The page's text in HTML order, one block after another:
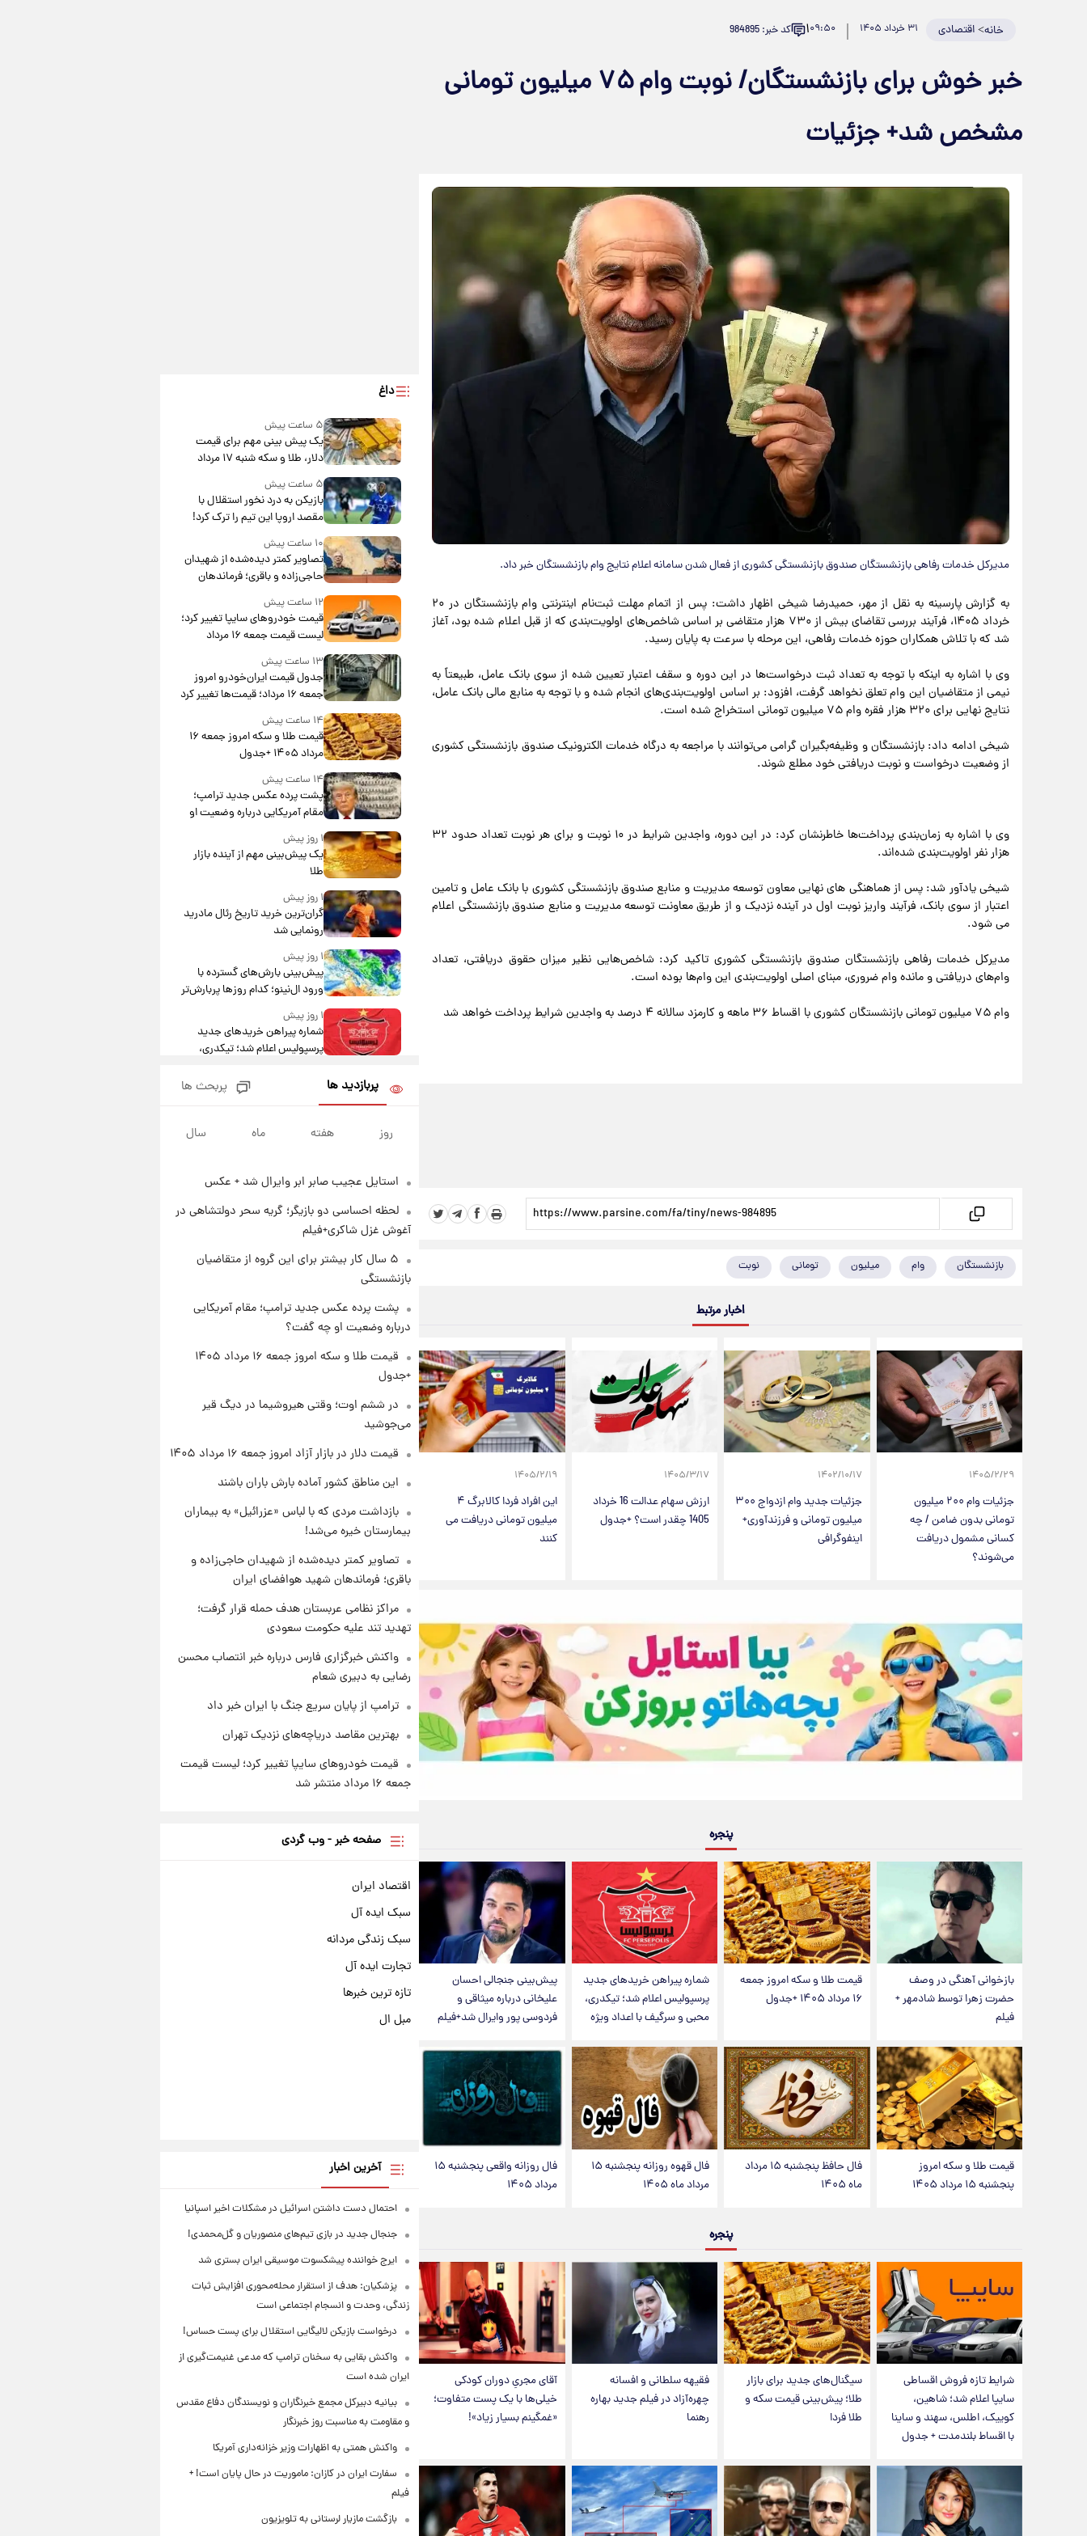
خانه>اقتصادی ۳۱ خرداد ۱۴۰۵ ۰۹:۵۰۱ کد خبر: 984895
خبر خوش برای بازنشستگان/ نوبت وام ۷۵ میلیون تومانی
مشخص شد+ جزئیات
مدیرکل خدمات رفاهی بازنشستگان صندوق بازنشستگی کشوری از فعال‌ شدن سامانه اعلام نتایج وام بازنشستگان خبر داد.
به گزارش پارسینه به نقل از مهر، حمیدرضا شیخی اظهار داشت: پس از اتمام مهلت ثبت‌نام اینترنتی وام بازنشستگان در ۲۰
خرداد ۱۴۰۵، فرآیند بررسی تقاضای بیش از ۷۳۰ هزار متقاضی بر اساس شاخص‌های اولویت‌بندی که از قبل اعلام شده بود، آغاز
شد که با تلاش همکاران حوزه خدمات رفاهی، این مرحله با سرعت به پایان رسید.
وی با اشاره به اینکه با توجه به تعداد ثبت درخواست‌ها در این دوره و سقف اعتبار تعیین شده از سوی بانک عامل، طبیعتاً به
نیمی از متقاضیان این وام تعلق نخواهد گرفت، افزود: بر اساس اولویت‌بندی‌های انجام شده و با توجه به منابع مالی بانک عامل،
نتایج نهایی برای ۳۲۰ هزار فقره وام ۷۵ میلیون تومانی استخراج شده است.
شیخی ادامه داد: بازنشستگان و وظیفه‌بگیران گرامی می‌توانند با مراجعه به درگاه خدمات الکترونیک صندوق بازنشستگی کشوری
از وضعیت درخواست و نوبت دریافتی خود مطلع شوند.
وی با اشاره به زمان‌بندی پرداخت‌ها خاطرنشان کرد: در این دوره، واجدین شرایط در ۱۰ نوبت و برای هر نوبت تعداد حدود ۳۲
هزار نفر اولویت‌بندی شده‌اند.
شیخی یادآور شد: پس از هماهنگی های نهایی معاون توسعه مدیریت و منابع صندوق بازنشستگی کشوری با بانک عامل و تامین
اعتبار از سوی بانک، فرآیند واریز نوبت اول در آینده نزدیک و از طریق معاونت توسعه مدیریت و منابع صندوق بازنشستگی اعلام
می شود.
مدیرکل خدمات رفاهی بازنشستگان صندوق بازنشستگی کشوری تاکید کرد: شاخص‌هایی نظیر میزان حقوق دریافتی، تعداد
وام‌های دریافتی و مانده وام ضروری، مبنای اصلی اولویت‌بندی این وام‌ها بوده است.
وام ۷۵ میلیون تومانی بازنشستگان کشوری با اقساط ۳۶ ماهه و کارمزد سالانه ۴ درصد به واجدین شرایط پرداخت خواهد شد
بازنشستگان وام میلیون تومانی نوبت
اخبار مرتبط
۱۴۰۵/۲/۲۹
جزئیات وام ۲۰۰ میلیون
تومانی بدون ضامن / چه
کسانی مشمول دریافت
می‌شوند؟
۱۴۰۲/۱۰/۱۷
جزئیات جدید وام ازدواج ۳۰۰
میلیون تومانی و فرزندآوری+
اینفوگرافی
۱۴۰۵/۳/۱۷
ارزش سهام عدالت 16 خرداد
1405 چقدر است؟ +جدول
۱۴۰۵/۲/۱۹
این افراد فردا کالابرگ ۴
میلیون تومانی دریافت می
کنند
پنجره
بازخوانی آهنگی در وصف
حضرت زهرا توسط شادمهر +
فیلم
قیمت طلا و سکه امروز جمعه
۱۶ مرداد ۱۴۰۵ +جدول
شماره پیراهن خریدهای جدید
پرسپولیس اعلام شد؛ تیکدری،
محبی و سرگیف با اعداد ویژه
پیش‌بینی جنجالی احسان
علیخانی درباره میثاقی و
فردوسی پور وایرال شد+فیلم
قیمت طلا و سکه امروز
پنجشنبه ۱۵ مرداد ۱۴۰۵
فال حافظ پنجشنبه ۱۵ مرداد
ماه ۱۴۰۵
فال قهوه روزانه پنجشنبه ۱۵
مرداد ماه ۱۴۰۵
فال روزانه واقعی پنجشنبه ۱۵
مرداد ۱۴۰۵
پنجره
شرایط تازه فروش اقساطی
سایپا اعلام شد؛ شاهین،
کوییک، اطلس، سهند و ساینا
با اقساط بلندمدت + جدول
سیگنال‌های جدید برای بازار
طلا؛ پیش‌بینی قیمت سکه و
طلا فردا
فقیهه سلطانی و افسانه
چهره‌آزاد در فیلم جدید بهاره
رهنما
آقای مجریِ دوران کودکی
خیلی‌ها با یک پست متفاوت؛
«غمگینم بسیار زیاد»!
داغ
۵ ساعت پیش
یک پیش ‌بینی مهم برای قیمت
دلار، طلا و سکه شنبه ۱۷ مرداد
۱۴۰۵
۵ ساعت پیش
بازیکن به درد نخور استقلال با
مقصد اروپا این تیم را ترک کرد!
۱۰ ساعت پیش
تصاویر کمتر دیده‌شده از شهیدان
حاجی‌زاده و باقری؛ فرماندهان
شهید هوافضای ایران
۱۲ ساعت پیش
قیمت خودروهای سایپا تغییر کرد؛
لیست قیمت جمعه ۱۶ مرداد
منتشر شد
۱۳ ساعت پیش
جدول قیمت ایران‌خودرو امروز
جمعه ۱۶ مرداد؛ قیمت‌ها تغییر کرد
۱۴ ساعت پیش
قیمت طلا و سکه امروز جمعه ۱۶
مرداد ۱۴۰۵ +جدول
۱۴ ساعت پیش
پشت پرده عکس جدید ترامپ؛
مقام آمریکایی درباره وضعیت او
چه گفت؟
۱ روز پیش
یک پیش‌بینی مهم از آینده بازار
طلا
۱ روز پیش
گران‌ترین خرید تاریخ رئال مادرید
رونمایی شد
۱ روز پیش
پیش‌بینی بارش‌های گسترده با
ورود ال‌نینو؛ کدام روزها پربارش‌تر
خواهند بود؟
۱ روز پیش
شماره پیراهن خریدهای جدید
پرسپولیس اعلام شد؛ تیکدری،
جزئیات فعال‌سازی «کیف پول
ایران» اعلام شد+فیلم
۱ روز پیش
۱۵ مرداد ۱۴۰۵ +جدول
قیمت طلا و سکه امروز پنجشنبه
۱۵ مرداد ۱۴۰۵
شارژ جدید کالابرگ برای سه
پربازدید ها پربحث ها
روز هفته ماه سال
استایل عجیب صابر ابر وایرال شد + عکس
لحظه احساسی دو بازیگر؛ گریه سحر دولتشاهی در
آغوش غزل شاکری+فیلم
۵ سال کار بیشتر برای این گروه از متقاضیان
بازنشستگی
پشت پرده عکس جدید ترامپ؛ مقام آمریکایی
درباره وضعیت او چه گفت؟
قیمت طلا و سکه امروز جمعه ۱۶ مرداد ۱۴۰۵
+جدول
در ششم اوت؛ وقتی هیروشیما در دیگ قیر
می‌جوشید
قیمت دلار در بازار آزاد امروز جمعه ۱۶ مرداد ۱۴۰۵
این مناطق کشور آماده بارش باران باشند
بازداشت مردی که با لباس «عزرائیل» به بیماران
بیمارستان خیره می‌شد!
تصاویر کمتر دیده‌شده از شهیدان حاجی‌زاده و
باقری؛ فرماندهان شهید هوافضای ایران
مراکز نظامی عربستان هدف حمله قرار گرفت؛
تهدید تند علیه حکومت سعودی
واکنش خبرگزاری فارس درباره خبر انتصاب محسن
رضایی به دبیری شعام
ترامپ از پایان سریع جنگ با ایران خبر داد
بهترین مقاصد دریاچه‌های نزدیک تهران
قیمت خودروهای سایپا تغییر کرد؛ لیست قیمت
جمعه ۱۶ مرداد منتشر شد
صفحه خبر - وب گردی
اقتصاد ایران
سبک ایده آل
سبک زندگی مردانه
تجارت ایده آل
تازه ترین خبرها
مبل ال
آخرین اخبار
احتمال دست داشتن اسرائیل در مشکلات اخیر اسپانیا
جنجال جدید در بازی تیم‌های منصوریان و گل‌محمدی!
ایرج خواننده پیشکسوت موسیقی ایران بستری شد
پزشکیان: هدف از استقرار محله‌محوری افزایش ثبات
زندگی، وحدت و انسجام اجتماعی است
درخواست بازیکن لالیگایی استقلال برای پست حساس!
واکنش بقایی به سخنان ترامپ که مدعی غنیمت‌گیری از
ایران شده است
بیانیه دبیرکل مجمع خبرنگاران و نویسندگان دفاع مقدس
و مقاومت به مناسبت روز خبرنگار
واکنش همتی به اظهارات وزیر خزانه‌داری آمریکا
سفارت ایران در کازان: ماموریت در حال پایان است! +
فیلم
بازگشت مازیار لرستانی به تلویزیون